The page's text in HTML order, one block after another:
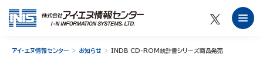
アイ・エヌ情報センター お知らせ INDB CD-ROM統計書シリーズ商品発売